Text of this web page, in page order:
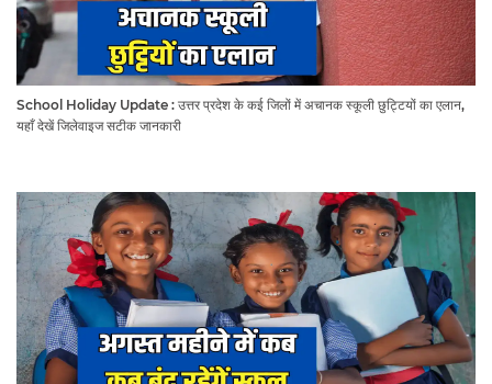
School Holiday Update : उत्तर प्रदेश के कई जिलों में अचानक स्कूली छुट्टियों का एलान,
यहाँ देखें जिलेवाइज सटीक जानकारी